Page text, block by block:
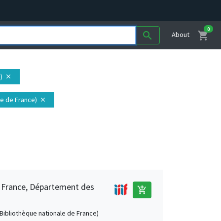
search About shopping_cart
0
close
de France) close
Département des
add_shopping_cart
nationale de France)